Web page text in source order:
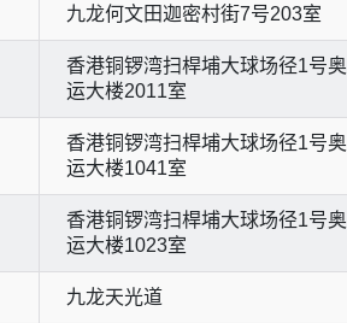
九龙何文田迦密村街7号203室
香港铜锣湾扫桿埔大球场径1号奥
运大楼2011室
香港铜锣湾扫桿埔大球场径1号奥
运大楼1041室
香港铜锣湾扫桿埔大球场径1号奥
运大楼1023室
九龙天光道